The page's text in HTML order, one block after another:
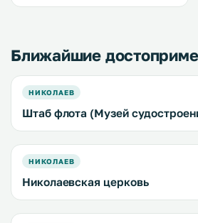
и большой фитнес-центр с сауной.
Ближайшие
НИКОЛАЕВ
Штаб флота (Музей
НИКОЛАЕВ
Николаевская церковь